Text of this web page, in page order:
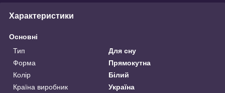
Характеристики
Основні
Тип
Для сну
Форма
Прямокутна
Колір
Білий
Країна виробник
Україна